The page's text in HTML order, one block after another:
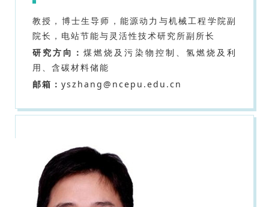
教授，博士生导师，能源动力与机械工程学院副
院长，电站节能与灵活性技术研究所副所长
研究方向：煤燃烧及污染物控制、氢燃烧及利
用、含碳材料储能
邮箱： yszhang@ncepu.edu.cn